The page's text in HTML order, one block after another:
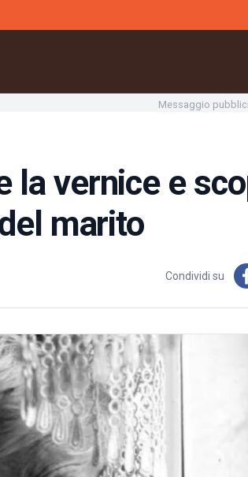
Messaggio
la vernice e
marito
Condividi su